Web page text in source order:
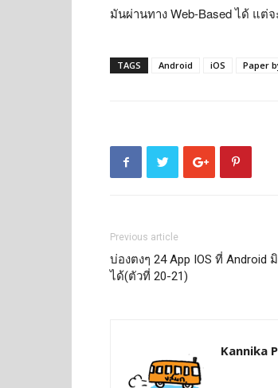
มันผ่านทาง Web-Based ได้ แต่
TAGS Android iOS Paper
Previous article
บ่องตงๆ 24 App IOS ที่ Android
ได้(ตัวที่ 20-21)
Kannika